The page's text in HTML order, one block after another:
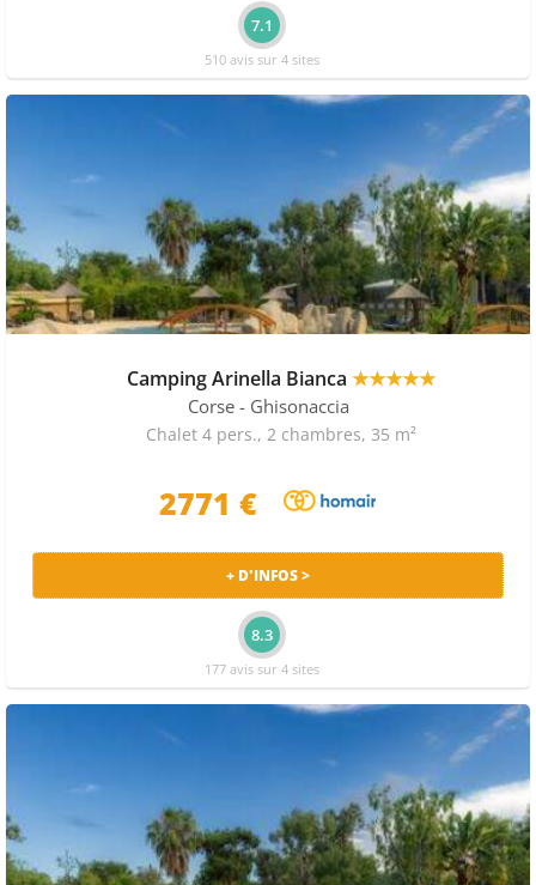
7.1
510 avis sur 4 sites
Camping Arinella Bianca ★★★★★
Corse - Ghisonaccia
Chalet 4 pers., 2 chambres, 35 m²
2771 €
+ D'INFOS >
8.3
177 avis sur 4 sites